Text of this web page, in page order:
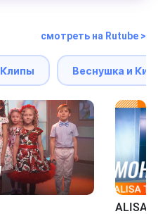
смотреть на Rutube >
Клипы Веснушка и
ALISA